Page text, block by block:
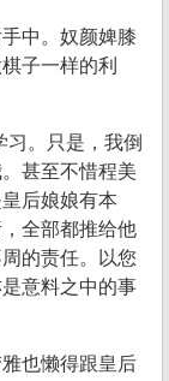
中。奴颜婢膝
子一样的利
习。只是，我倒
甚至不惜程美
后娘娘有本
全部都推给他
的责任。以您
意料之中的事
也懒得跟皇后